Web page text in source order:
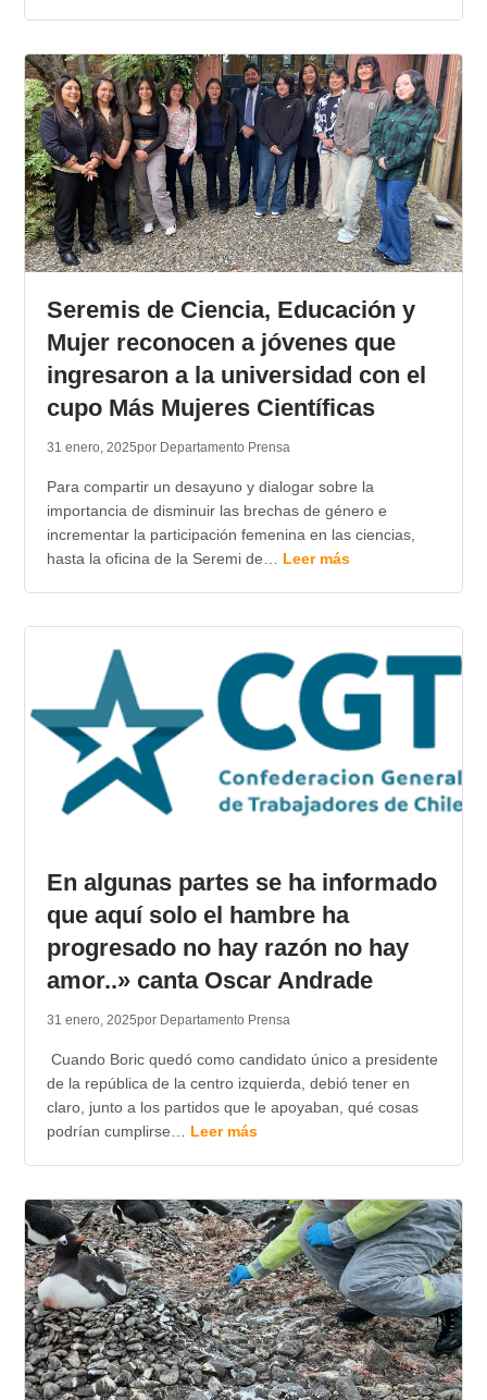
Seremis de Ciencia, Educación y
Mujer reconocen a jóvenes que
ingresaron a la universidad con el
cupo Más Mujeres Científicas
31 enero, 2025por Departamento Prensa
Para compartir un desayuno y dialogar sobre la
importancia de disminuir las brechas de género e
incrementar la participación femenina en las ciencias,
hasta la oficina de la Seremi de… Leer más
En algunas partes se ha informado
que aquí solo el hambre ha
progresado no hay razón no hay
amor..» canta Oscar Andrade
31 enero, 2025por Departamento Prensa
Cuando Boric quedó como candidato único a presidente
de la república de la centro izquierda, debió tener en
claro, junto a los partidos que le apoyaban, qué cosas
podrían cumplirse… Leer más